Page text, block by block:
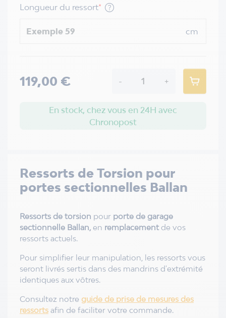
Ressorts de Torsion pour
portes sectionnelles Ballan
Ressorts de torsion pour porte de garage
sectionnelle Ballan, en remplacementde vos
ressorts actuels.
Pour simplifier leur manipulation, les ressorts vous
seront livrés sertis dans des mandrins d'extrémité
identiques aux vôtres.
Consultez notre guide de prise de mesures des
ressorts afin de faciliter votre commande.
Longueur du ressort*
cm
119,00 € - +
En stock, chez vous en 24H avec
Chronopost